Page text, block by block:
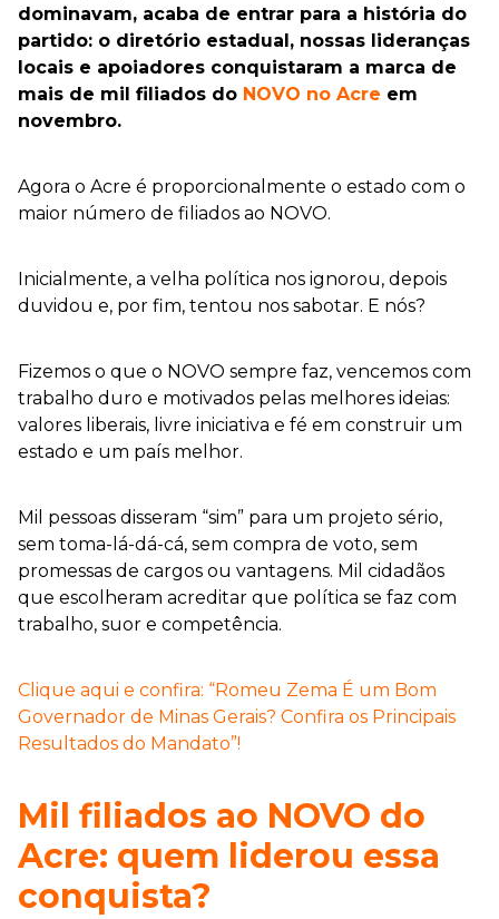
dominavam, acaba de entrar para a história do
partido: o diretório estadual, nossas lideranças
locais e apoiadores conquistaram a marca de
mais de mil filiados do NOVO no Acre em
novembro.
Agora o Acre é proporcionalmente o estado com o
maior número de filiados ao NOVO.
Inicialmente, a velha política nos ignorou, depois
duvidou e, por fim, tentou nos sabotar. E nós?
Fizemos o que o NOVO sempre faz, vencemos com
trabalho duro e motivados pelas melhores ideias:
valores liberais, livre iniciativa e fé em construir um
estado e um país melhor.
Mil pessoas disseram “sim” para um projeto sério,
sem toma-lá-dá-cá, sem compra de voto, sem
promessas de cargos ou vantagens. Mil cidadãos
que escolheram acreditar que política se faz com
trabalho, suor e competência.
Clique aqui e confira: “Romeu Zema É um Bom
Governador de Minas Gerais? Confira os Principais
Resultados do Mandato”!
Mil filiados ao NOVO do
Acre: quem liderou essa
conquista?